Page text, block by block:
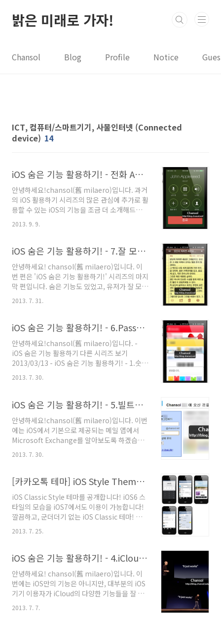
밝은 미래로 가자!
Chansol Blog Profile Notice
ICT, 컴퓨터/스마트기기, 사물인터넷 (Connected
device) 14
iOS 숨은 기능 활용하기! - 전화 App 활용하기
안녕하세요!chansol(舊 milaero)입니다. 과거
의 iOS 활용하기 시리즈의 많은 관심에 추가로 활
용할 수 있는 iOS의 기능을 조금 더 소개해드리고
자 특별편을 연재하려고 합니다. 이번에는
iPhone의 전화 애플리케이션에서 활용할 수 있
활용하기 다른 시리즈 보기 2013/03/13 - iOS
정하기2013/03/27 - iOS 숨은 기능 활용하기! -
2.iOS 기본 키보드 활용하기2013/04/02 - iOS
숨은 기능 활용하기! - 3.사용법 유도 활용하기
2013/07/07 - iOS 숨은 기능 활용하기! -
2013. 9. 9.
iOS 숨은 기능 활용하기! - 7.잘 모르는 사용 팁들
안녕하세요! chansol(舊 milaero)입니다. 이
번 편은 'iOS 숨은 기능 활용하기!' 시리즈의 마지
막 편입니다. 숨은 기능도 있었고, 유저가 잘 모를
수 있는 기능에 대해서도 포스팅하였는데 이를
참고하여 좀 더 가치 있게 스마트기기를 사용할
하기 다른 시리즈 보기 2013/03/13 - iOS 숨은
기 2013/03/27 - iOS 숨은 기능 활용하기! -
2.iOS 기본 키보드 활용하기 2013/04/02 - iOS
숨은 기능 활용하기! - 3.사용법 유도 활용하기
2013/07/07 - iOS 숨은 기능 활용하기! -
2013. 7. 31.
iOS 숨은 기능 활용하기! - 6.Passbook(패스북) 활용하기
안녕하세요!chansol(舊 milaero)입니다. -
iOS 숨은 기능 활용하기 다른 시리즈 보기
2013/03/13 - iOS 숨은 기능 활용하기! - 1.숫자
암호 5자리 이상 설정하기2013/03/27 - iOS 숨
은 기능 활용하기! - 2.iOS 기본 키보드 활용하기
법 유도 활용하기2013/07/07 - iOS 숨은 기능
활용하기! - 4.iCloud 둘러보기/Mail 가상본 기
능2013/07/30 - iOS 숨은 기능 활용하기! - 5.빌
트인 메일 앱 활용하기 (마이크로소프트 익스체
인지)2013/07/30 - iOS 숨은 기능 활용하기! -
6.Passbook(패스북) 활용하기2013/07/31 -
2013. 7. 30.
iOS 숨은 기능 활용하기! - 5.빌트인 메일 앱 활용하기 (마이크로소프트 익스체인지)
안녕하세요!chansol(舊 milaero)입니다. 이번
에는 iOS에서 기본으로 제공되는 메일 앱에서
Microsoft Exchange를 알아보도록 하겠습니
iCloud Mail과 함께 유일하게 푸시 알림을 제공
Exchange 계정 정보를 받아 설정하는 방법에
대해 알아보겠습니다. :D - iOS 숨은 기능 활용하
기 다른 시리즈 보기 2013/03/13 - iOS 숨은 기
능 활용하기! - 1.숫자 암호 5자리 이상 설정하기
2013/03/27 - iOS 숨은 기능 활용하기! - 2.iOS
기본 키보드 활용하기2013/04/02 - iOS 숨은 기
2013. 7. 30.
[카카오톡 테마] iOS Style Theme (Classic)
iOS Classic Style 테마를 공개합니다! iOS6 스
타일의 모습을 iOS7에서도 이용이 가능합니다!
깔끔하고, 군더더기 없는 iOS Classic 테마! 정식
주의 : 개발 버전은 안정적이지 않을 수 있으며,
니다. 릴리즈 노트1.8.7 (예정) 코드 정리 및 버그
패치, 업데이트된 카카오톡 가이드라인(표준)에
맞춰 재구성1.8.5 (예정) iPhone 6 및 iPhone 6
Plus 대응1.8.0 (예정) iOS8 및 카카오톡 for
iOS 4.3.3 대응1.7.0 카카오톡 for iOS 3.7.3 대
응1.6.0 코드 정리 및 버그 패치, iOS7 대응1.5.0
2013. 7. 25.
iOS 숨은 기능 활용하기! - 4.iCloud 둘러보기/Mail 가상본 기능
안녕하세요! chansol(舊 milaero)입니다. 이
번에는 iOS만의 기능은 아니지만, 대부분의 iOS
기기 이용자가 iCloud의 다양한 기능들을 잘 모
르는 경우가 있기 때문에 기술해보고자 합니다. :)
- iOS 숨은 기능 활용하기 다른 시리즈 보기
2013. 7. 7.